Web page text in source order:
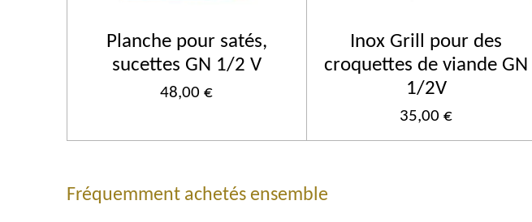
Planche pour satés,
sucettes GN 1/2 V
48,00 €
Inox Grill pour des
croquettes de viande GN
1/2V
35,00 €
Fréquemment achetés ensemble